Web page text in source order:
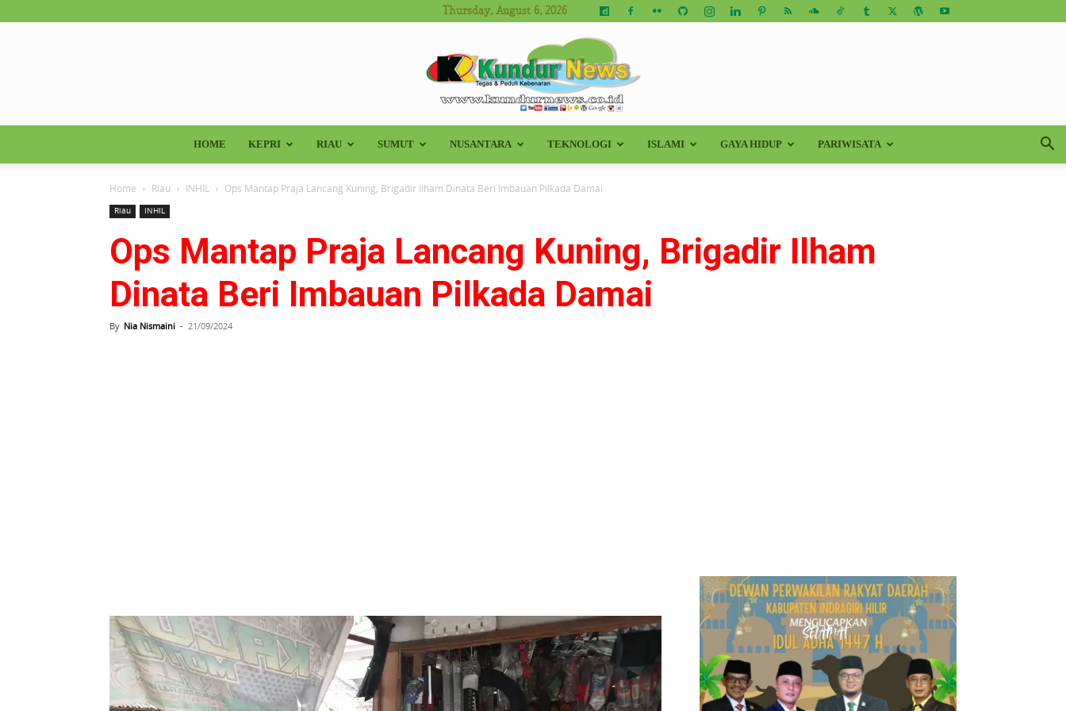
Thursday, August 6, 2026
Kundur
News
HOME KEPRI RIAU SUMUT NUSANTARA TEKNOLOGI ISLAMI GAYA HIDUP PARIWISATA
Home Riau INHIL Ops Mantap Praja Lancang Kuning, Brigadir Ilham Dinata Beri Imbauan Pilkada Damai
Riau INHIL
Ops Mantap Praja Lancang Kuning, Brigadir Ilham
Dinata Beri Imbauan Pilkada Damai
By Nia Nismaini - 21/09/2024